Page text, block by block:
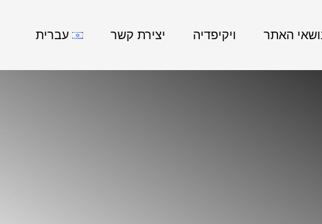
האתר ויקיפדיה יצירת קשר עברית